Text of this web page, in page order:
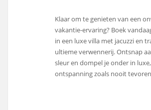
Klaar om te genieten van een
vakantie-ervaring? Boek
in een luxe villa met jacuzzi en
ultieme verwennerij. Ontsnap
sleur en dompel je onder in
ontspanning zoals nooit